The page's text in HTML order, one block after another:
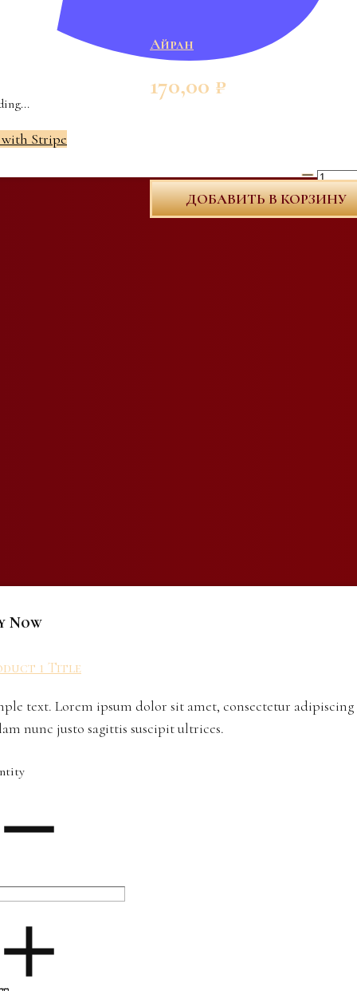
with Stripe
Айран
170,00 ₽
ДОБАВИТЬ В КОРЗИНУ
Now
1 Title
text. Lorem ipsum dolor sit amet, consectetur
nunc justo sagittis suscipit ultrices.